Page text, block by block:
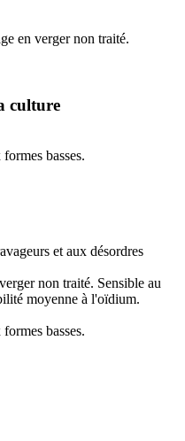
en verger non traité.
culture
basses.
et aux désordres
non traité. Sensible au
moyenne à l'oïdium.
basses.